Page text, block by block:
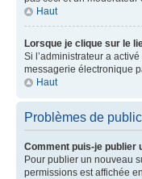
Haut
Lorsque je clique sur le
Si l’administrateur a
messagerie électronique
Haut
Problèmes de
Comment puis-je publier
Pour publier un nouveau
permissions est affichée